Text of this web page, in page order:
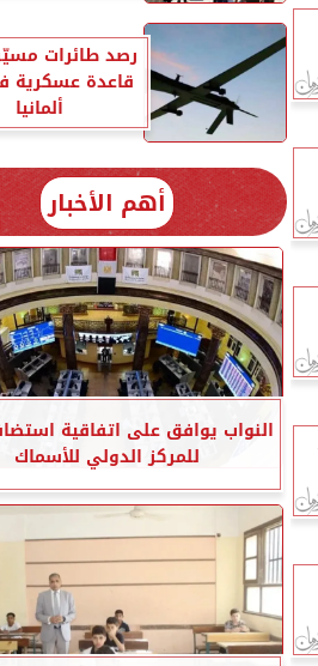
رصد طائرات
قاعدة عسكرية
ألمانيا
أهم الأخبار
النواب يوافق على اتفاقية
للمركز الدولي للأسماك